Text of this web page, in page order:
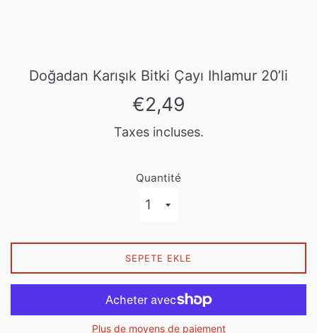
Doğadan Karışık Bitki Çayı Ihlamur 20’li
Prix
régulier
€2,49
Taxes incluses.
Quantité
SEPETE EKLE
Plus de moyens de paiement